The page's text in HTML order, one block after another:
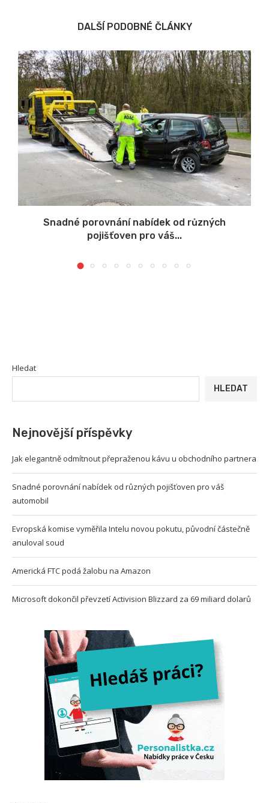
DALŠÍ PODOBNÉ ČLÁNKY
Snadné porovnání nabídek od různých
pojišťoven pro váš...
Hledat
HLEDAT
Nejnovější příspěvky
Jak elegantně odmítnout přepraženou kávu u obchodního partnera
Snadné porovnání nabídek od různých pojišťoven pro váš
automobil
Evropská komise vyměřila Intelu novou pokutu, původní částečně
anuloval soud
Americká FTC podá žalobu na Amazon
Microsoft dokončil převzetí Activision Blizzard za 69 miliard dolarů